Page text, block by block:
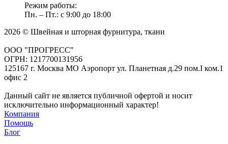
Режим работы:
Пн. – Пт.: с 9:00 до 18:00
2026 © Швейная и шторная фурнитура, ткани
ООО "ПРОГРЕСС"
ОГРН: 1217700131956
125167 г. Москва МО Аэропорт ул. Планетная д.29 пом.I ком.1
офис 2
Данный сайт не является публичной офертой и носит
исключительно информационный характер!
Компания
Помощь
Блог